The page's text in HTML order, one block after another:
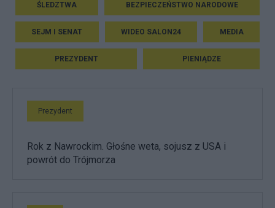
ŚLEDZTWA BEZPIECZEŃSTWO NARODOWE
SEJM I SENAT WIDEO SALON24 MEDIA
PREZYDENT PIENIĄDZE
Prezydent
Rok z Nawrockim. Głośne weta, sojusz z USA i
powrót do Trójmorza